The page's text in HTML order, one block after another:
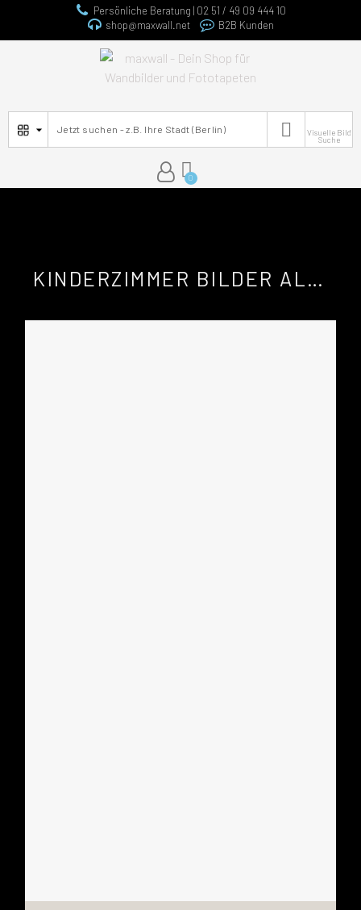
Persönliche Beratung | 02 51 / 49 09 444 10
shop@maxwall.net
B2B Kunden
Visuelle Bild
Suche

KINDERZIMMER BILDER ALS FOTOTAPETEN